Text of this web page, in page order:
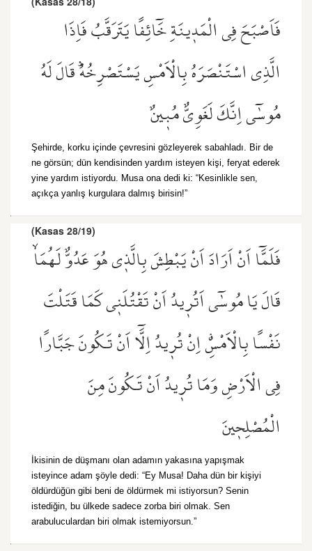
فَاَصْبَحَ فِي الْمَد۪ينَةِ خَٓائِفًا يَتَرَقَّبُ فَاِذَا
الَّذِي اسْتَنْصَرَهُ بِالْاَمْسِ يَسْتَصْرِخُهُۜ قَالَ لَهُ
مُوسٰٓى اِنَّكَ لَغَوِيٌّ مُب۪ينٌ
Şehirde, korku içinde çevresini gözleyerek sabahladı. Bir de
ne görsün; dün kendisinden yardım isteyen kişi, feryat ederek
yine yardım istiyordu. Musa ona dedi ki: “Kesinlikle sen,
açıkça yanlış kurgulara dalmış birisin!”
(Kasas 28/19)
فَلَمَّٓا اَنْ اَرَادَ اَنْ يَبْطِشَ بِالَّذ۪ي هُوَ عَدُوٌّ لَهُمَاۙ
قَالَ يَا مُوسٰٓى اَتُر۪يدُ اَنْ تَقْتُلَن۪ي كَمَا قَتَلْتَ
نَفْسًا بِالْاَمْسِۗ اِنْ تُر۪يدُ اِلَّٓا اَنْ تَكُونَ جَبَّارًا
فِي الْاَرْضِ وَمَا تُر۪يدُ اَنْ تَكُونَ مِنَ
الْمُصْلِح۪ينَ
İkisinin de düşmanı olan adamın yakasına yapışmak
isteyince adam şöyle dedi: “Ey Musa! Daha dün bir kişiyi
öldürdüğün gibi beni de öldürmek mi istiyorsun? Senin
istediğin, bu ülkede sadece zorba biri olmak. Sen
arabuluculardan biri olmak istemiyorsun.”